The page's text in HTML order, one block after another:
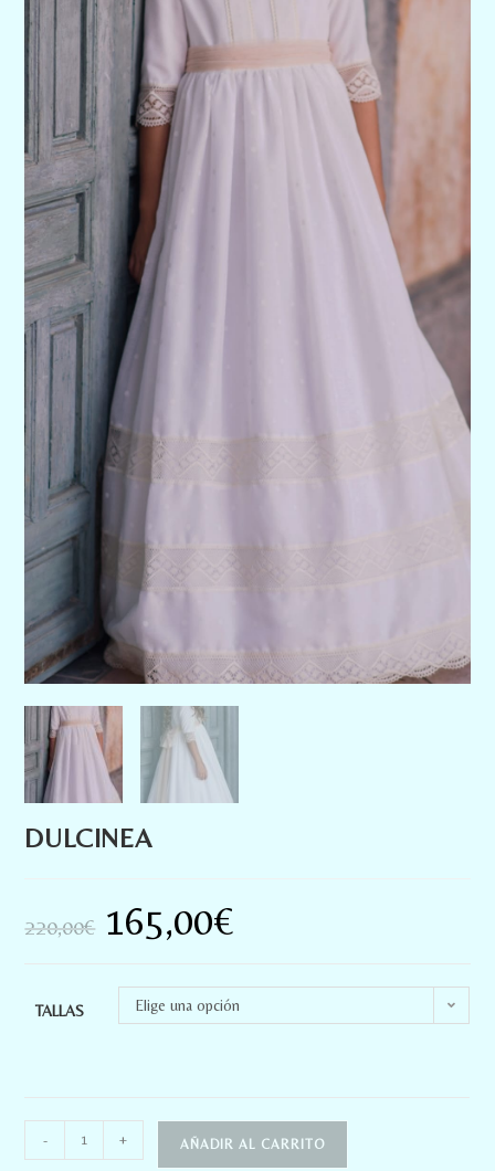
DULCINEA
220,00€ 165,00€
TALLAS Elige una opción
- + AÑADIR AL CARRITO